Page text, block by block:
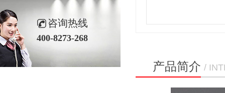
咨询热线
400-8273-268
产品简介 /